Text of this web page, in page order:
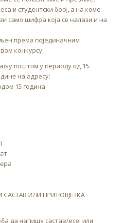
и студентски број, а на коме
само шифра која се налази и на
према појединачним
конкурсу.
поштом у периоду од 15.
на адресу:
15 година
САСТАВ ИЛИ ПРИПОВЈЕТКА
да напишу састав/есеј или